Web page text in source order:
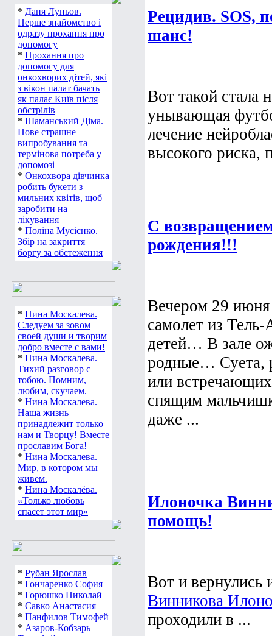
* Даня Луньов.
Перше знайомство і
одразу прохання про
допомогу
* Прохання про
допомогу для
онкохворих дітей, які
з вікон палат бачать
як палає Київ після
обстрілів
* Шаманський Діма.
Нове страшне
випробування та
термінова потреба у
допомозі
* Онкохвора дівчинка
робить букети з
мильних квітів, щоб
заробити на
лікування
* Поліна Мусієнко.
Збір на закриття
боргу за обстеження
* Нина Москалева.
Следуем за зовом
своей души и творим
добро вместе с вами!
* Нина Москалева.
Тихий разговор с
тобою. Помним,
любим, скучаем.
* Нина Москалева.
Наша жизнь
принадлежит только
нам и Творцу! Вместе
прославим Бога!
* Нина Москалева.
Мир, в котором мы
живем.
* Нина Москалёва.
«Только любовь
спасет этот мир»
* Рубан Ярослав
* Гончаренко София
* Горюшко Николай
* Савко Анастасия
* Панфилов Тимофей
* Азаров-Кобзарь
Рецидив. SOS,
шанс!
Вот такой стала
унывающая
лечение
высокого риска,
С
рождения!!!
Вечером 29 июня
самолет из
детей… В зале
родные… Суета,
или
спящим
даже ...
Илоночка
помощь!
Вот и вернулись
Винникова
проходили в ...